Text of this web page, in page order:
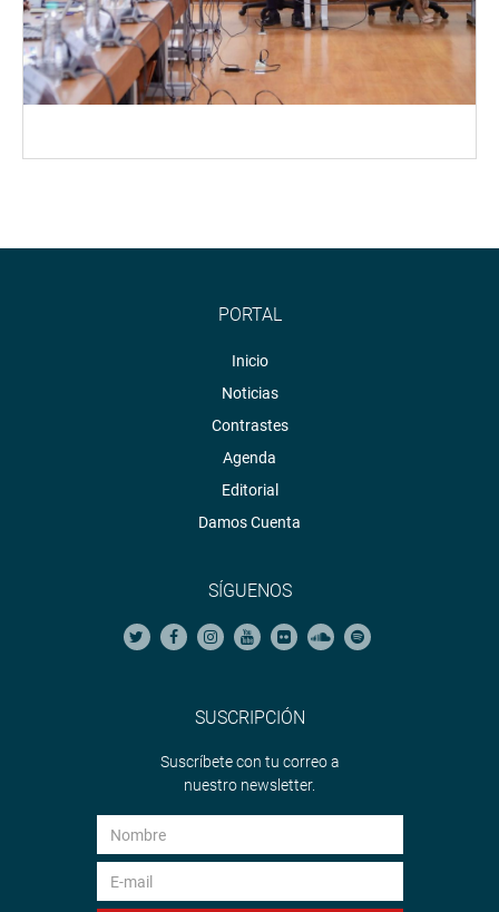
PORTAL
Inicio
Noticias
Contrastes
Agenda
Editorial
Damos Cuenta
SÍGUENOS
SUSCRIPCIÓN
Suscríbete con tu correo a
nuestro newsletter.